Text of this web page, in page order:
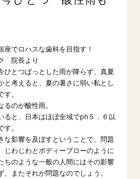
座でロハスな歯科を目指す！
院長より
ひとつぱっとした雨が降らず、真夏
と考えると、夏の暑さに弱い私とし
。
のが酸性雨。
ると、日本はほぼ全域でph５．６以
。
な影響を及ぼすということで、問題
じわじわとボディーブローのように
ちのような一般の人間にはその影響
、またそれが問題なのでしょう。